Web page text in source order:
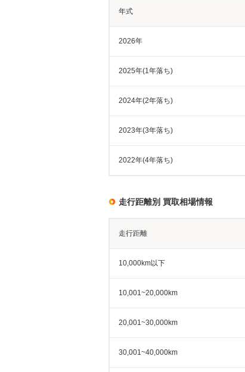
年式
2026年
2025年(1年落ち)
2024年(2年落ち)
2023年(3年落ち)
2022年(4年落ち)
走行距離別 買取相場情報
走行距離
10,000km以下
10,001~20,000km
20,001~30,000km
30,001~40,000km